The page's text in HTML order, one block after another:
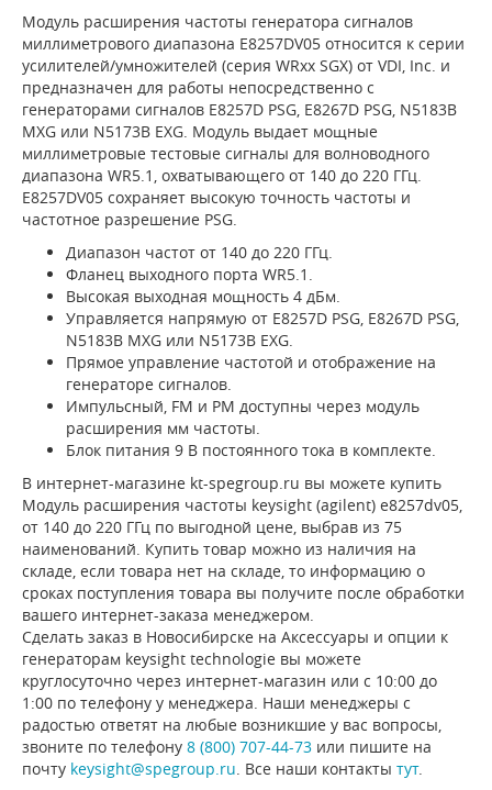
Модуль расширения частоты генератора сигналов
миллиметрового диапазона E8257DV05 относится к серии
усилителей/умножителей (серия WRxx SGX) от VDI, Inc. и
предназначен для работы непосредственно с
генераторами сигналов E8257D PSG, E8267D PSG, N5183B
MXG или N5173B EXG. Модуль выдает мощные
миллиметровые тестовые сигналы для волноводного
диапазона WR5.1, охватывающего от 140 до 220 ГГц.
E8257DV05 сохраняет высокую точность частоты и
частотное разрешение PSG.
Диапазон частот от 140 до 220 ГГц.
Фланец выходного порта WR5.1.
Высокая выходная мощность 4 дБм.
Управляется напрямую от E8257D PSG, E8267D PSG,
N5183B MXG или N5173B EXG.
Прямое управление частотой и отображение на
генераторе сигналов.
Импульсный, FM и PM доступны через модуль
расширения мм частоты.
Блок питания 9 В постоянного тока в комплекте.
В интернет-магазине kt-spegroup.ru вы можете купить
Модуль расширения частоты keysight (agilent) e8257dv05,
от 140 до 220 ГГц по выгодной цене, выбрав из 75
наименований. Купить товар можно из наличия на
складе, если товара нет на складе, то информацию о
сроках поступления товара вы получите после обработки
вашего интернет-заказа менеджером.
Сделать заказ в Новосибирске на Аксессуары и опции к
генераторам keysight technologie вы можете
круглосуточно через интернет-магазин или с 10:00 до
1:00 по телефону у менеджера. Наши менеджеры с
радостью ответят на любые возникшие у вас вопросы,
звоните по телефону 8 (800) 707-44-73 или пишите на
почту keysight@spegroup.ru. Все наши контакты тут.